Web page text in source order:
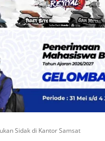
Sidak di Kantor Samsat